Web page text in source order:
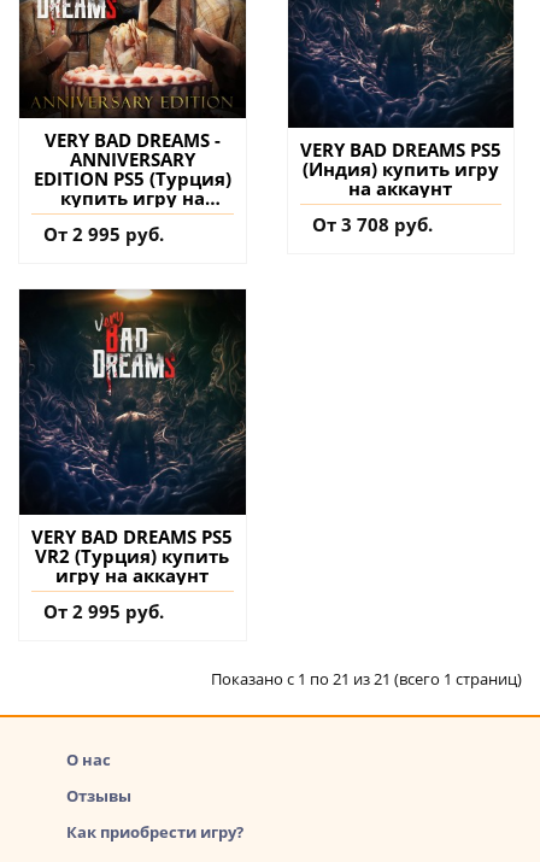
VERY BAD DREAMS -
ANNIVERSARY
EDITION PS5 (Турция)
купить игру на
аккаунт
От 2 995 руб.
VERY BAD DREAMS PS5
(Индия) купить игру
на аккаунт
От 3 708 руб.
VERY BAD DREAMS PS5
VR2 (Турция) купить
игру на аккаунт
От 2 995 руб.
Показано с 1 по 21 из 21 (всего 1 страниц)
О нас
Отзывы
Как приобрести игру?